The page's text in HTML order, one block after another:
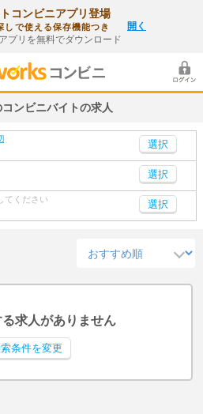
コンビニアプリ登場
しで使える保存機能つき
プリを無料でダウンロード
開く
ンビニバイトの求人
選択
てください 選択
求人がありません
条件を変更